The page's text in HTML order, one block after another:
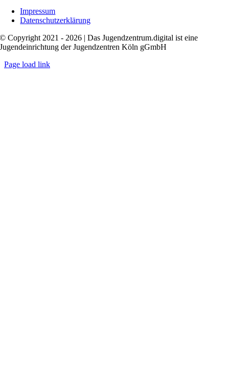
Impressum
Datenschutzerklärung
© Copyright 2021 - 2026 | Das Jugendzentrum.digital ist eine
Jugendeinrichtung der Jugendzentren Köln gGmbH
Page load link